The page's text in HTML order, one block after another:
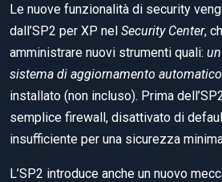
Le nuove funzionalità di security
dall’SP2 per XP nel Security Center,
amministrare nuovi strumenti quali:
sistema di aggiornamento automatico
installato (non incluso). Prima
semplice firewall, disattivato di
insufficiente per una sicurezza
L’SP2 introduce anche un nuovo